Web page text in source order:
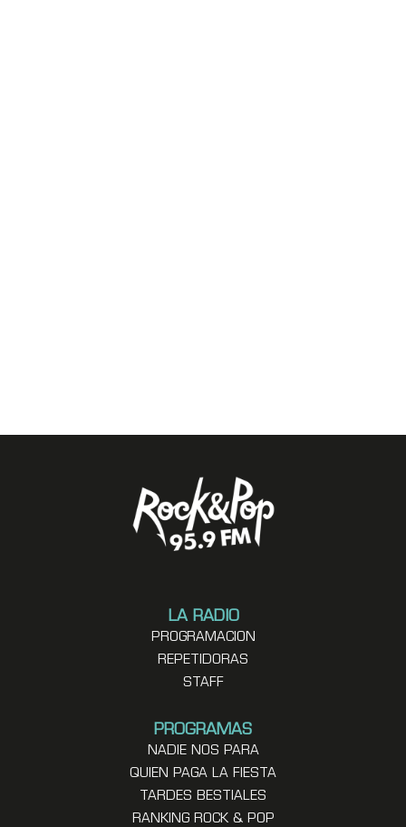
LA RADIO
PROGRAMACION
REPETIDORAS
STAFF
PROGRAMAS
NADIE NOS PARA
QUIEN PAGA LA FIESTA
TARDES BESTIALES
RANKING ROCK & POP